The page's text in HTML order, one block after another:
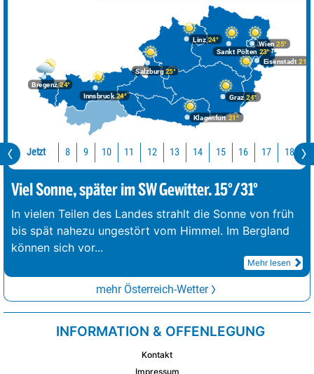
Bregenz24°
Graz24°
Innsbruck24°
Klagenfurt 21°
Linz24°
Salzburg25°
Wien 25°
Eisenstadt 21°
Sankt Pölten 23°
Jetzt 8 9 10 11 12 13 14 15 16 17 18
Viel Sonne, später im SW Gewitter. 15°/31°
In vielen Teilen des Landes strahlt die Sonne von früh
bis spät nahezu ungestört vom Himmel. Im Bergland
können sich vor...
Mehr lesen
mehr Österreich-Wetter
INFORMATION & OFFENLEGUNG
Kontakt
Impressum